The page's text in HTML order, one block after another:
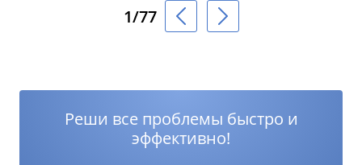
1/77
Реши все проблемы быстро и
эффективно!